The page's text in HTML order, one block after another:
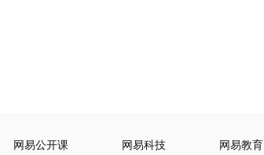
网易公开课 网易科技 网易教育